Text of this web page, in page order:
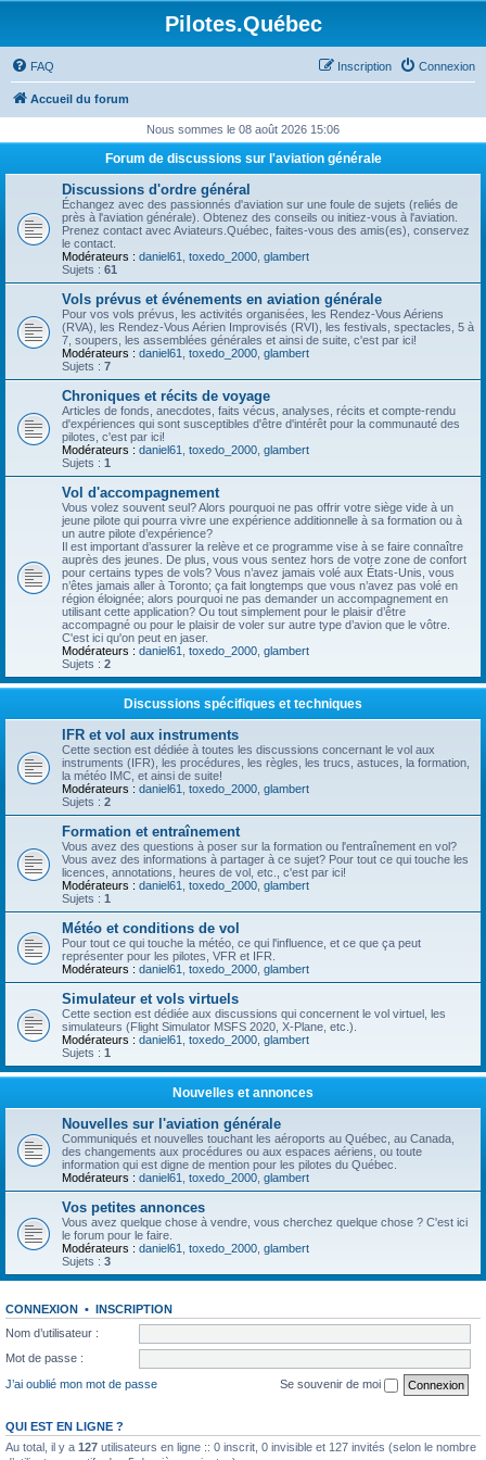
Pilotes.Québec
FAQ Connexion
Inscription
Accueil du forum
Nous sommes le 08 août 2026 15:06
Forum de discussions sur l'aviation générale
Discussions d'ordre général
Échangez avec des passionnés d'aviation sur une foule de sujets (reliés de
près à l'aviation générale). Obtenez des conseils ou initiez-vous à l'aviation.
Prenez contact avec Aviateurs.Québec, faites-vous des amis(es), conservez
le contact.
Modérateurs : daniel61 toxedo_2000 glambert
Sujets : 61
Vols prévus et événements en aviation générale
Pour vos vols prévus, les activités organisées, les Rendez-Vous Aériens
(RVA), les Rendez-Vous Aérien Improvisés (RVI), les festivals, spectacles, 5 à
7, soupers, les assemblées générales et ainsi de suite, c'est par ici!
Modérateurs : daniel61 toxedo_2000 glambert
Sujets : 7
Chroniques et récits de voyage
Articles de fonds, anecdotes, faits vécus, analyses, récits et compte-rendu
d'expériences qui sont susceptibles d'être d'intérêt pour la communauté des
pilotes, c'est par ici!
Modérateurs : daniel61 toxedo_2000 glambert
Sujets : 1
Vol d'accompagnement
Vous volez souvent seul? Alors pourquoi ne pas offrir votre siège vide à un
jeune pilote qui pourra vivre une expérience additionnelle à sa formation ou à
un autre pilote d’expérience?
Il est important d’assurer la relève et ce programme vise à se faire connaître
auprès des jeunes. De plus, vous vous sentez hors de votre zone de confort
pour certains types de vols? Vous n’avez jamais volé aux États-Unis, vous
n’êtes jamais aller à Toronto; ça fait longtemps que vous n’avez pas volé en
région éloignée; alors pourquoi ne pas demander un accompagnement en
utilisant cette application? Ou tout simplement pour le plaisir d’être
accompagné ou pour le plaisir de voler sur autre type d’avion que le vôtre.
C'est ici qu'on peut en jaser.
Modérateurs : daniel61 toxedo_2000 glambert
Sujets : 2
Discussions spécifiques et techniques
IFR et vol aux instruments
Cette section est dédiée à toutes les discussions concernant le vol aux
instruments (IFR), les procédures, les règles, les trucs, astuces, la formation,
la météo IMC, et ainsi de suite!
Modérateurs : daniel61 toxedo_2000 glambert
Sujets : 2
Formation et entraînement
Vous avez des questions à poser sur la formation ou l'entraînement en vol?
Vous avez des informations à partager à ce sujet? Pour tout ce qui touche les
licences, annotations, heures de vol, etc., c'est par ici!
Modérateurs : daniel61 toxedo_2000 glambert
Sujets : 1
Météo et conditions de vol
Pour tout ce qui touche la météo, ce qui l'influence, et ce que ça peut
représenter pour les pilotes, VFR et IFR.
Modérateurs : daniel61 toxedo_2000 glambert
Simulateur et vols virtuels
Cette section est dédiée aux discussions qui concernent le vol virtuel, les
simulateurs (Flight Simulator MSFS 2020, X-Plane, etc.).
Modérateurs : daniel61 toxedo_2000 glambert
Sujets : 1
Nouvelles et annonces
Nouvelles sur l'aviation générale
Communiqués et nouvelles touchant les aéroports au Québec, au Canada,
des changements aux procédures ou aux espaces aériens, ou toute
information qui est digne de mention pour les pilotes du Québec.
Modérateurs : daniel61 toxedo_2000 glambert
Vos petites annonces
Vous avez quelque chose à vendre, vous cherchez quelque chose ? C'est ici
le forum pour le faire.
Modérateurs : daniel61 toxedo_2000 glambert
Sujets : 3
CONNEXION • INSCRIPTION
Nom d’utilisateur :
Mot de passe :
J’ai oublié mon mot de passe
Se souvenir de moi
QUI EST EN LIGNE ?
Au total, il y a 127 utilisateurs en ligne :: 0 inscrit, 0 invisible et 127 invités (selon le nombre